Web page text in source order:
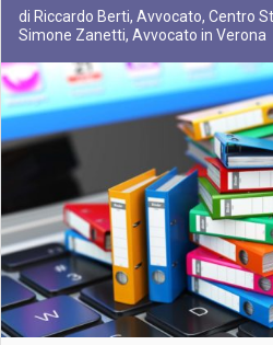
di Riccardo Berti, Avvocato, Centro
Simone Zanetti, Avvocato in Verona